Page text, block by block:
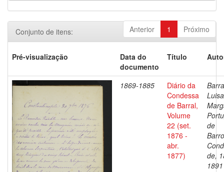
Anterior 1 Próximo
Conjunto de itens:
Pré-visualização
Data do
documento
Título
1869-1885
Diário da
Condessa
de Barral,
Volume
22 (set.
1876 -
abr.
1877)
Luisa
de
de,
1891